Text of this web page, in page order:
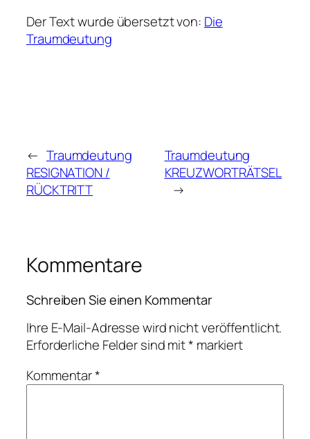
Der Text wurde übersetzt von: Die
Traumdeutung
← Traumdeutung
RESIGNATION /
RÜCKTRITT
Traumdeutung
KREUZWORTRÄTSEL
→
Kommentare
Schreiben Sie einen Kommentar
Ihre E-Mail-Adresse wird nicht veröffentlicht.
Erforderliche Felder sind mit* markiert
Kommentar*